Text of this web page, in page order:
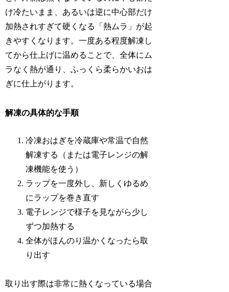
け冷たいまま、あるいは逆に中心部だけ
加熱されすぎて硬くなる「熱ムラ」が起
きやすくなります。一度ある程度解凍し
てから仕上げに温めることで、全体にム
ラなく熱が通り、ふっくら柔らかいおは
ぎに仕上がります。
解凍の具体的な手順
冷凍おはぎを冷蔵庫や常温で自然
解凍する（または電子レンジの解
凍機能を使う）
ラップを一度外し、新しくゆるめ
にラップを巻き直す
電子レンジで様子を見ながら少し
ずつ加熱する
全体がほんのり温かくなったら取
り出す
取り出す際は非常に熱くなっている場合